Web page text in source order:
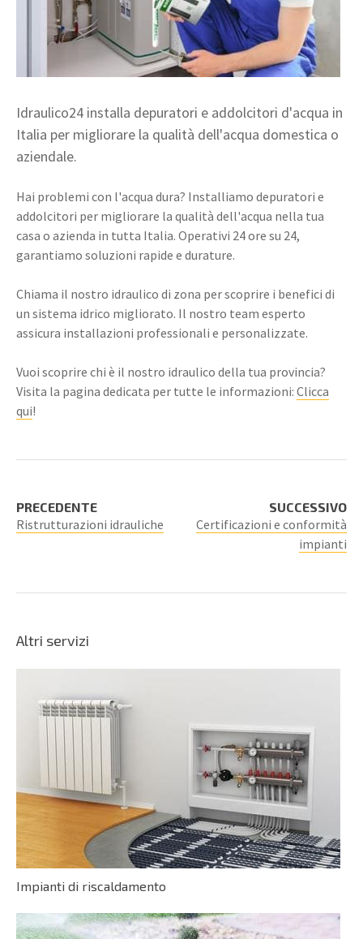
Idraulico24 installa depuratori e addolcitori d'acqua in
Italia per migliorare la qualità dell'acqua domestica o
aziendale.
Hai problemi con l'acqua dura? Installiamo depuratori e
addolcitori per migliorare la qualità dell'acqua nella tua
casa o azienda in tutta Italia. Operativi 24 ore su 24,
garantiamo soluzioni rapide e durature.
Chiama il nostro idraulico di zona per scoprire i benefici di
un sistema idrico migliorato. Il nostro team esperto
assicura installazioni professionali e personalizzate.
Vuoi scoprire chi è il nostro idraulico della tua provincia?
Visita la pagina dedicata per tutte le informazioni: Clicca
qui!
PRECEDENTE
Ristrutturazioni idrauliche
SUCCESSIVO
Certificazioni e conformità
impianti
Altri servizi
Impianti di riscaldamento